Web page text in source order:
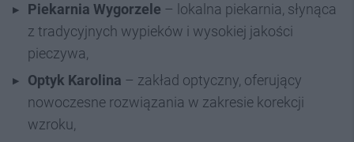
Piekarnia Wygorzele – lokalna piekarnia, słynąca
z tradycyjnych wypieków i wysokiej jakości
pieczywa,
Optyk Karolina – zakład optyczny, oferujący
nowoczesne rozwiązania w zakresie korekcji
wzroku,